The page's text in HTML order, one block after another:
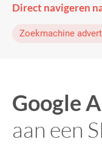
Direct navigeren
Zoekmachine
Google
aan een